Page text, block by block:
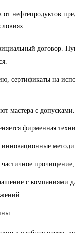
от нефтепродуктов
договор.
сертификаты на
мастера с допусками.
фирменная
инновационные
частичное
с компаниями